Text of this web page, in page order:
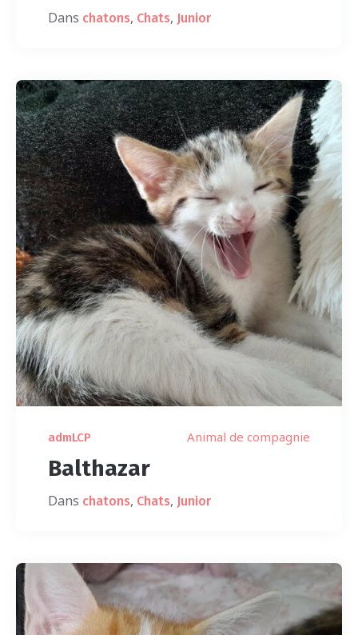
Dans chatons, Chats, Junior
admLCP Animal de compagnie
Balthazar
Dans chatons, Chats, Junior